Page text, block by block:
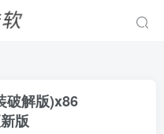
破解版)x86
版